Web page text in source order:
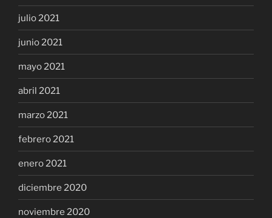
julio 2021
junio 2021
mayo 2021
abril 2021
marzo 2021
febrero 2021
enero 2021
diciembre 2020
noviembre 2020